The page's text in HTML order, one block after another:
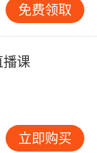
供学习诊断
学习过程，
将监控和测
的沟通指标
立起常规化
与家长来沟
免费领取
播课
立即购买